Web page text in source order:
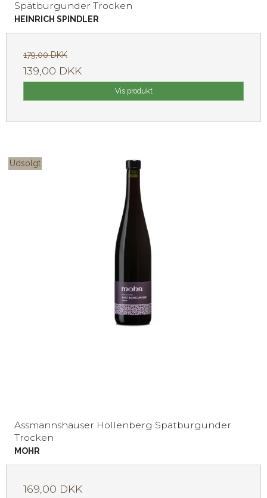
Spätburgunder Trocken
HEINRICH SPINDLER
179,00 DKK
139,00 DKK
Vis produkt
Udsolgt
Assmannshäuser Höllenberg Spätburgunder
Trocken
MOHR
169,00 DKK